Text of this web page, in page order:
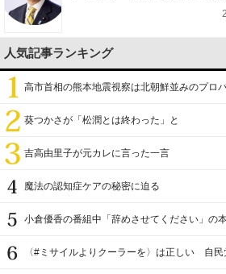
人気記事ランキング
高市首相の熊本地震視察は北朝鮮並みのプロ
葵つかさが「松潤とは終わった」と
吉高由里子が元カレに言った一言
魔法の認知症ケアの秘密に迫る
小倉優香の番組中「辞めさせてください」の
〈#ミサイルよりクーラーを〉は正しい 自